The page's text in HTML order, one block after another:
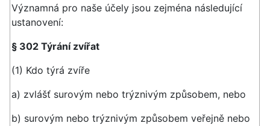
Významná pro naše účely jsou zejména následující
ustanovení:
§ 302 Týrání zvířat
(1) Kdo týrá zvíře
a) zvlášť surovým nebo trýznivým způsobem, nebo
b) surovým nebo trýznivým způsobem veřejně nebo